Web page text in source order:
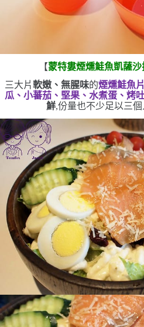
【蒙特婁煙燻鮭魚凱薩沙
三大片軟嫩、無腥味的煙燻鮭魚片
瓜、小蕃茄、堅果、水煮蛋、烤
鮮,份量也不少足以三